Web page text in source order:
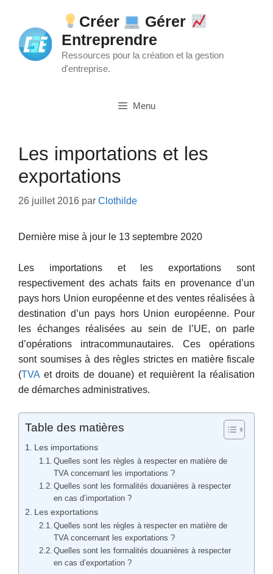
contenu
Créer
Gérer
Entreprendre
Ressources pour la création et la gestion
d'entreprise.
Menu
Les importations et les
exportations
26 juillet 2016 par Clothilde
Dernière mise à jour le 13 septembre 2020
Les importations et les exportations sont
respectivement des achats faits en provenance d’un
pays hors Union européenne et des ventes réalisées à
destination d’un pays hors Union européenne. Pour
les échanges réalisées au sein de l’UE, on parle
d’opérations intracommunautaires. Ces opérations
sont soumises à des règles strictes en matière fiscale
(TVA et droits de douane) et requièrent la réalisation
de démarches administratives.
Table des matières
Les importations
Quelles sont les règles à respecter en matière de
TVA concernant les importations ?
Quelles sont les formalités douanières à respecter
en cas d’importation ?
Les exportations
Quelles sont les règles à respecter en matière de
TVA concernant les exportations ?
Quelles sont les formalités douanières à respecter
en cas d’exportation ?